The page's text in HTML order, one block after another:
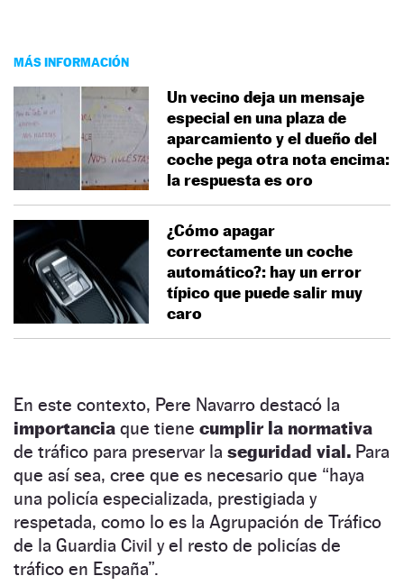
MÁS INFORMACIÓN
Un vecino deja un mensaje
especial en una plaza de
aparcamiento y el dueño del
coche pega otra nota encima:
la respuesta es oro
¿Cómo apagar
correctamente un coche
automático?: hay un error
típico que puede salir muy
caro
En este contexto, Pere Navarro destacó la
importancia que tiene cumplir la normativa
de tráfico para preservar la seguridad vial. Para
que así sea, cree que es necesario que “haya
una policía especializada, prestigiada y
respetada, como lo es la Agrupación de Tráfico
de la Guardia Civil y el resto de policías de
tráfico en España”.